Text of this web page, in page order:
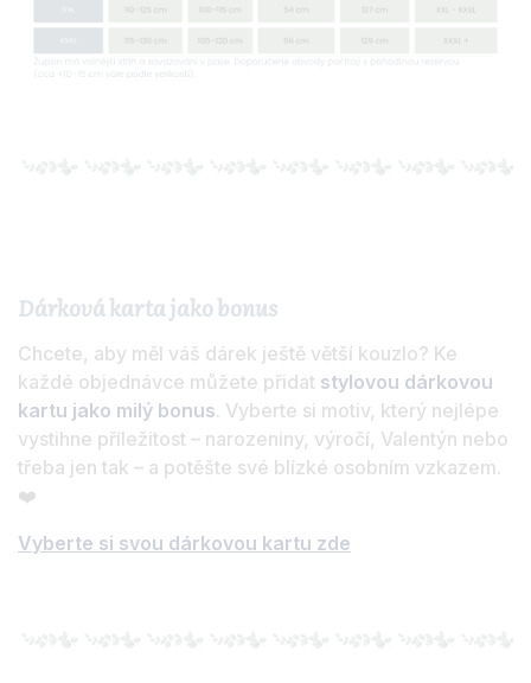
Dárková karta jako bonus
Chcete, aby měl váš dárek ještě větší kouzlo? Ke
každé objednávce můžete přidat stylovou dárkovou
kartu jako milý bonus. Vyberte si motiv, který nejlépe
vystihne příležitost – narozeniny, výročí, Valentýn nebo
třeba jen tak – a potěšte své blízké osobním vzkazem.
❤️
Vyberte si svou dárkovou kartu zde